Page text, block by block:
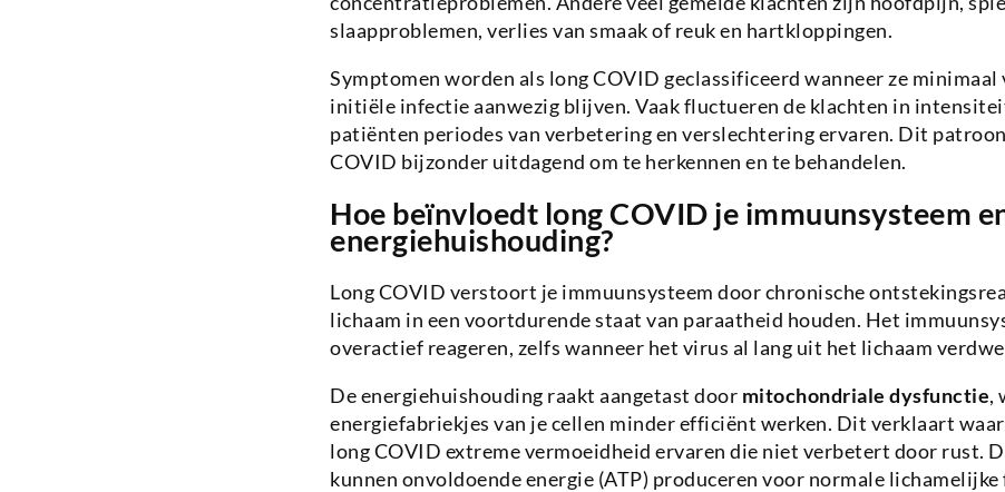
slaapproblemen, verlies van smaak of reuk en hartkloppingen.
Symptomen worden als long COVID geclassificeerd wanneer ze minimaal
initiële infectie aanwezig blijven. Vaak fluctueren de klachten in
patiënten periodes van verbetering en verslechtering ervaren. Dit
COVID bijzonder uitdagend om te herkennen en te behandelen.
Hoe beïnvloedt long COVID je immuunsysteem
energiehuishouding?
Long COVID verstoort je immuunsysteem door chronische
lichaam in een voortdurende staat van paraatheid houden. Het
overactief reageren, zelfs wanneer het virus al lang uit het lichaam
De energiehuishouding raakt aangetast door mitochondriale dysfunctie,
energiefabriekjes van je cellen minder efficiënt werken. Dit verklaart
long COVID extreme vermoeidheid ervaren die niet verbetert door rust.
kunnen onvoldoende energie (ATP) produceren voor normale lichamelijke